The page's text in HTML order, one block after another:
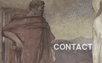
CONTACT